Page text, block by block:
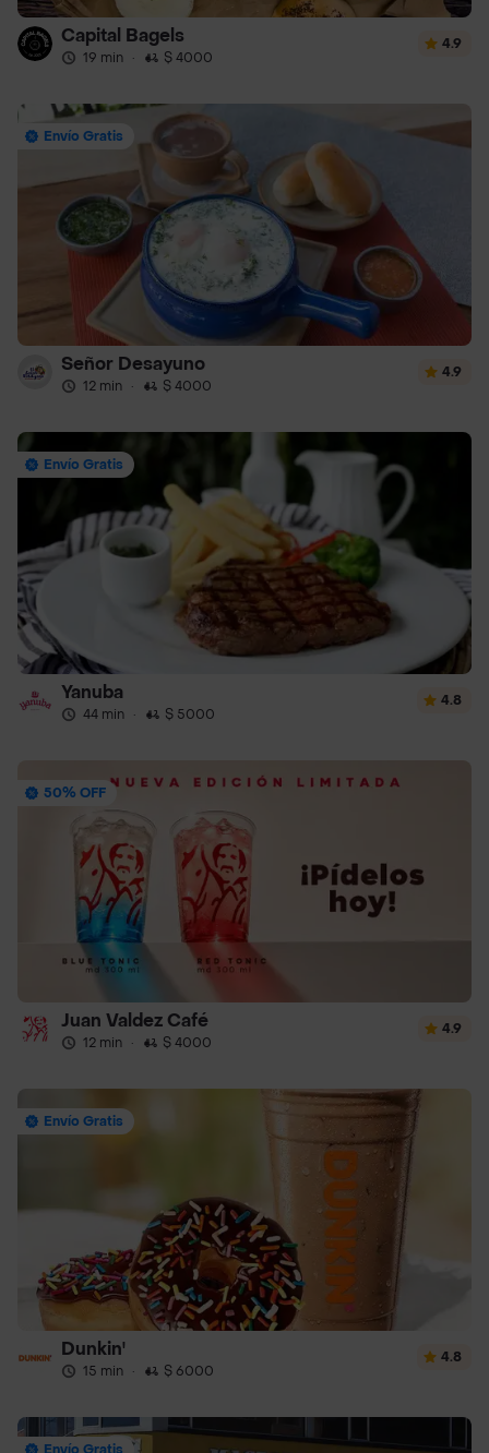
Capital Bagels
19 min · $ 4000
4.9
Envío Gratis
Señor Desayuno
12 min · $ 4000
4.9
Envío Gratis
Yanuba
44 min · $ 5000
4.8
50% OFF
Juan Valdez Café
12 min · $ 4000
4.9
Envío Gratis
Dunkin'
15 min · $ 6000
4.8